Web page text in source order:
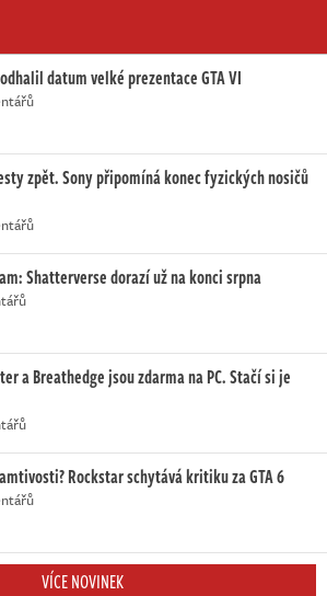
datum velké prezentace GTA VI
zpět. Sony připomíná konec fyzických nosičů
Shatterverse dorazí už na konci srpna
a Breathedge jsou zdarma na PC. Stačí si je
Rockstar schytává kritiku za GTA 6
VÍCE NOVINEK